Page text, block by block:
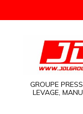
to
GROUPE
LEVAGE,